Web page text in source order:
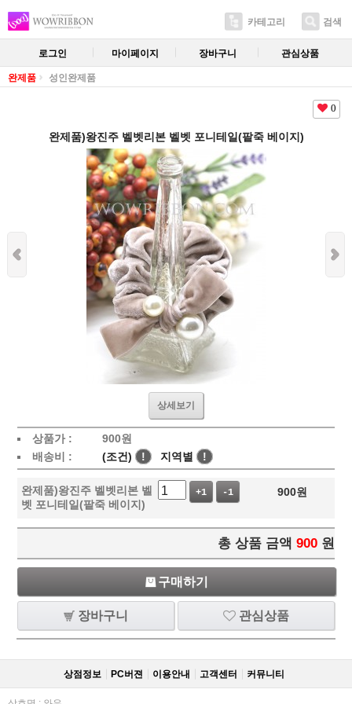
카테고리 검색
로그인 마이페이지 장바구니 관심상품
완제품 성인완제품
0
완제품)왕진주 벨벳리본 벨벳 포니테일(팥죽 베이지)
상세보기
상품가 : 900원
배송비 :
(조건) ! 지역별 !
완제품)왕진주 벨벳리본 벨
벳 포니테일(팥죽 베이지)
+1 -1 900원
총 상품 금액 900 원
구매하기
장바구니 관심상품
상점정보 PC버젼 이용안내 고객센터 커뮤니티